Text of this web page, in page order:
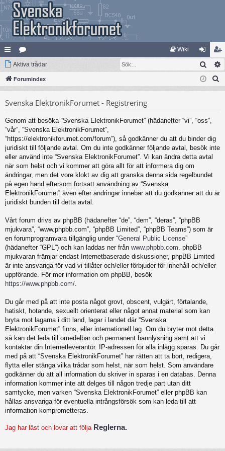
na
bb
ar
at
eg
Wiki
og
ga
li
m
Aktiva trådar Sök
Forumindex
Svenska ElektronikForumet - Registrering
Genom att besöka “Svenska ElektronikForumet” (hädanefter “vi”, “oss”,
“vår”, “Svenska ElektronikForumet”,
“https://elektronikforumet.com/forum”), så godkänner du att du binder dig
juridiskt till följande avtal. Om du inte godkänner följande avtal, besök inte
eller använd inte “Svenska ElektronikForumet”. Vi kan ändra detta avtal
när som helst och vi kommer att göra allt för att informera dig om
ändringar, men det vore klokt av dig att granska denna sida regelbundet
på egen hand eftersom fortsatt användning av “Svenska
ElektronikForumet” även efter ändringar innebär att du godkänner att du är
juridiskt bunden till detta avtal.
Vårt forum drivs av phpBB (hädanefter “de”, “dem”, “deras”, “phpBB
mjukvara”, “www.phpbb.com”, “phpBB Limited”, “phpBB Teams”) som är
en forumprogramvara tillgänglig under “General Public License”
(hädanefter “GPL”) och kan laddas ner från www.phpbb.com . phpBB
mjukvaran främjar endast Internetbaserade diskussioner, phpBB Limited
är inte ansvariga för vad vi tillåter och/eller förbjuder för innehåll och/eller
uppförande. För mer information om phpBB, besök
https://www.phpbb.com/
Du går med på att inte posta något grovt, obscent, vulgärt, förtalande,
hatiskt, hotande, sexuellt orienterat eller något annat material som kan
bryta mot lagarna i ditt land, lagar i landet där “Svenska
ElektronikForumet” finns, eller internationell lag. Om du bryter mot detta
så kan det leda till omedelbar och permanent bannlysning samt att vi
kontaktar din Internetleverantör. IP-adressen för alla inlägg sparas. Du går
med på att “Svenska ElektronikForumet” har rätten att ta bort, redigera,
flytta eller stänga vilka trådar som helst, när som helst. Som användare
godkänner du att all information du skriver in sparas i en databas. Denna
information kommer inte att delges till någon tredje part utan ditt
samtycke, men varken “Svenska ElektronikForumet” eller phpBB kan
hållas ansvariga för eventuella intrångsförsök som kan leda till att
information komprometteras.
Jag har läst och lovar att följa Reglerna.